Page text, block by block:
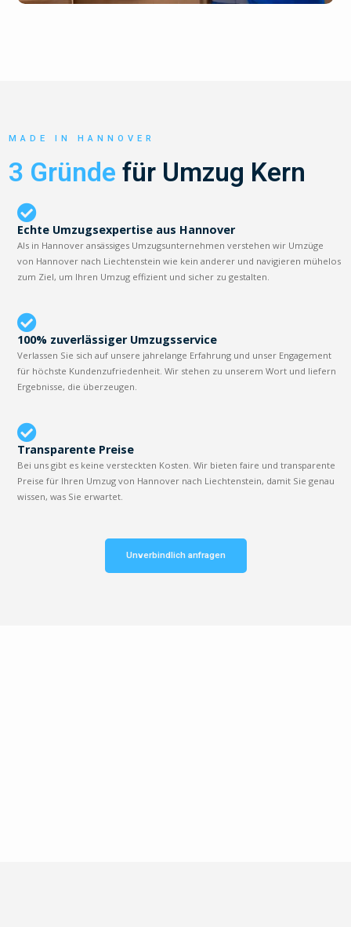
MADE IN HANNOVER
3 Gründe für Umzug Kern
Echte Umzugsexpertise aus Hannover
Als in Hannover ansässiges Umzugsunternehmen verstehen wir Umzüge
von Hannover nach Liechtenstein wie kein anderer und navigieren mühelos
zum Ziel, um Ihren Umzug effizient und sicher zu gestalten.
100% zuverlässiger Umzugsservice
Verlassen Sie sich auf unsere jahrelange Erfahrung und unser Engagement
für höchste Kundenzufriedenheit. Wir stehen zu unserem Wort und liefern
Ergebnisse, die überzeugen.
Transparente Preise
Bei uns gibt es keine versteckten Kosten. Wir bieten faire und transparente
Preise für Ihren Umzug von Hannover nach Liechtenstein, damit Sie genau
wissen, was Sie erwartet.
Unverbindlich anfragen